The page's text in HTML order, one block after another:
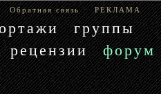
Обратная связь РЕКЛАМА
группы
рецензии форум